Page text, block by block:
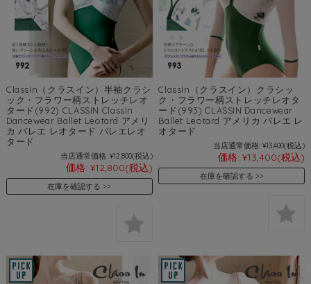
ClassIn（クラスイン）半袖クラシ
ック・フラワー柄ストレッチレオ
タード(992) CLASSIN ClassIn
Dancewear Ballet Leotard アメリ
カ バレエ レオタード バレエレオ
タード
当店通常価格: ¥12,800(税込)
価格: ¥12,800(税込)
在庫を確認する
ClassIn（クラスイン）クラシッ
ク・フラワー柄ストレッチレオタ
ード(993) CLASSIN Dancewear
Ballet Leotard アメリカ バレエ レ
オタード
当店通常価格: ¥13,400(税込)
価格: ¥13,400(税込)
在庫を確認する